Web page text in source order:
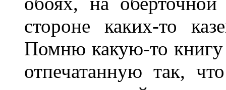
стороне каких-то
Помню какую-то книгу
отпечатанную так,